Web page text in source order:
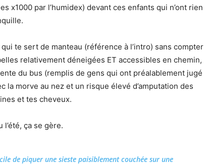
x1000 par l’humidex) devant ces enfants qui n’ont rien
te sert de manteau (référence à l’intro) sans compter
relativement déneigées ET accessibles en chemin,
du bus (remplis de gens qui ont préalablement jugé
la morve au nez et un risque élevé d’amputation des
et tes cheveux.
l’été, ça se gère.
de piquer une sieste paisiblement couchée sur une